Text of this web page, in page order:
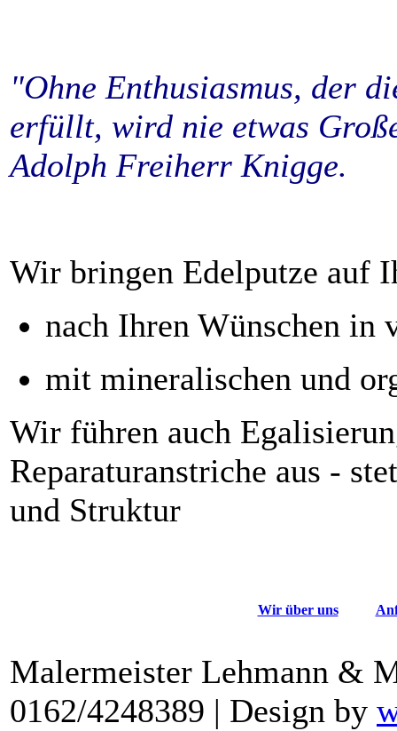
"Ohne Enthusiasmus, der
erfüllt, wird nie etwas
Adolph Freiherr Knigge.
Wir bringen Edelputze auf
nach Ihren Wünschen in
mit mineralischen und
Wir führen auch
Reparaturanstriche aus -
und Struktur
Wir über uns
Malermeister Lehmann &
0162/4248389 | Design by